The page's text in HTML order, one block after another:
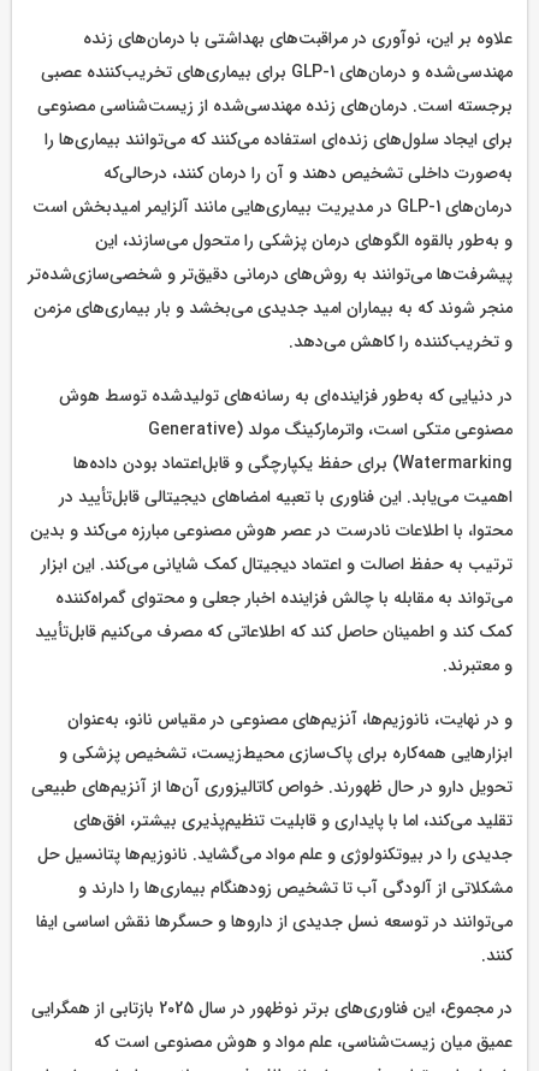
علاوه بر این، نوآوری در مراقبت‌های بهداشتی با درمان‌های زنده
مهندسی‌شده و درمان‌های GLP-1 برای بیماری‌های تخریب‌کننده عصبی
برجسته است. درمان‌های زنده مهندسی‌شده از زیست‌شناسی مصنوعی
برای ایجاد سلول‌های زنده‌ای استفاده می‌کنند که می‌توانند بیماری‌ها را
به‌صورت داخلی تشخیص دهند و آن را درمان کنند، درحالی‌که
درمان‌های GLP-1 در مدیریت بیماری‌هایی مانند آلزایمر امیدبخش است
و به‌طور بالقوه الگوهای درمان پزشکی را متحول می‌سازند، این
پیشرفت‌ها می‌توانند به روش‌های درمانی دقیق‌تر و شخصی‌سازی‌شده‌تر
منجر شوند که به بیماران امید جدیدی می‌بخشد و بار بیماری‌های مزمن
و تخریب‌کننده را کاهش می‌دهد.
در دنیایی که به‌طور فزاینده‌ای به رسانه‌های تولیدشده توسط هوش
مصنوعی متکی است، واترمارکینگ مولد (Generative
Watermarking) برای حفظ یکپارچگی و قابل‌اعتماد بودن داده‌ها
اهمیت می‌یابد. این فناوری با تعبیه امضاهای دیجیتالی قابل‌تأیید در
محتوا، با اطلاعات نادرست در عصر هوش مصنوعی مبارزه می‌کند و بدین
ترتیب به حفظ اصالت و اعتماد دیجیتال کمک شایانی می‌کند. این ابزار
می‌تواند به مقابله با چالش فزاینده اخبار جعلی و محتوای گمراه‌کننده
کمک کند و اطمینان حاصل کند که اطلاعاتی که مصرف می‌کنیم قابل‌تأیید
و معتبرند.
و در نهایت، نانوزیم‌ها، آنزیم‌های مصنوعی در مقیاس نانو، به‌عنوان
ابزارهایی همه‌کاره برای پاک‌سازی محیط‌زیست، تشخیص پزشکی و
تحویل دارو در حال ظهورند. خواص کاتالیزوری آن‌ها از آنزیم‌های طبیعی
تقلید می‌کند، اما با پایداری و قابلیت تنظیم‌پذیری بیشتر، افق‌های
جدیدی را در بیوتکنولوژی و علم مواد می‌گشاید. نانوزیم‌ها پتانسیل حل
مشکلاتی از آلودگی آب تا تشخیص زودهنگام بیماری‌ها را دارند و
می‌توانند در توسعه نسل جدیدی از داروها و حسگرها نقش اساسی ایفا
کنند.
در مجموع، این فناوری‌های برتر نوظهور در سال 2025 بازتابی از همگرایی
عمیق میان زیست‌شناسی، علم مواد و هوش مصنوعی است که